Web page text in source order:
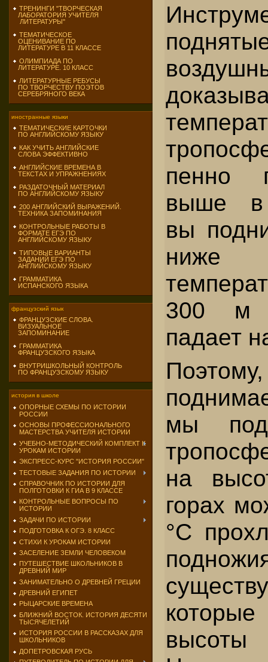
ТРЕНИНГИ "ТВОРЧЕСКАЯ
ЛАБОРАТОРИЯ УЧИТЕЛЯ
ЛИТЕРАТУРЫ"
ТЕМАТИЧЕСКОЕ
ОЦЕНИВАНИЕ ПО
ЛИТЕРАТУРЕ В 11 КЛАССЕ
ОЛИМПИАДА ПО
ЛИТЕРАТУРЕ. 10 КЛАСС
ЛИТЕРАТУРНЫЕ РЕБУСЫ
ПО ТВОРЧЕСТВУ ПОЭТОВ
СЕРЕБРЯНОГО ВЕКА
иностранные языки
ТЕМАТИЧЕСКИЕ КАРТОЧКИ
ПО АНГЛИЙСКОМУ ЯЗЫКУ
КАК УЧИТЬ АНГЛИЙСКИЕ
СЛОВА ЭФФЕКТИВНО
АНГЛИЙСКИЕ ВРЕМЕНА В
ТЕКСТАХ И УПРАЖНЕНИЯХ
РАЗДАТОЧНЫЙ МАТЕРИАЛ
ПО АНГЛИЙСКОМУ ЯЗЫКУ
200 АНГЛИЙСКИЙ ВЫРАЖЕНИЙ.
ТЕХНИКА ЗАПОМИНАНИЯ
КОНТРОЛЬНЫЕ РАБОТЫ В
ФОРМАТЕ ЕГЭ ПО
АНГЛИЙСКОМУ ЯЗЫКУ
ТИПОВЫЕ ВАРИАНТЫ
ЗАДАНИЙ ЕГЭ ПО
АНГЛИЙСКОМУ ЯЗЫКУ
ГРАММАТИКА
ИСПАНСКОГО ЯЗЫКА
французский язык
ФРАНЦУЗСКИЕ СЛОВА.
ВИЗУАЛЬНОЕ
ЗАПОМИНАНИЕ
ГРАММАТИКА
ФРАНЦУЗСКОГО ЯЗЫКА
ВНУТРИШКОЛЬНЫЙ КОНТРОЛЬ
ПО ФРАНЦУЗСКОМУ ЯЗЫКУ
история в школе
ОПОРНЫЕ СХЕМЫ ПО ИСТОРИИ
РОССИИ
ОСНОВЫ ПРОФЕССИОНАЛЬНОГО
МАСТЕРСТВА УЧИТЕЛЯ ИСТОРИИ
УЧЕБНО-МЕТОДИЧЕСКИЙ КОМПЛЕКТ К
УРОКАМ ИСТОРИИ
ЭКСПРЕСС-КУРС "ИСТОРИЯ РОССИИ"
ТЕСТОВЫЕ ЗАДАНИЯ ПО ИСТОРИИ
СПРАВОЧНИК ПО ИСТОРИИ ДЛЯ
ПОЛГОТОВКИ К ГИА В 9 КЛАССЕ
КОНТРОЛЬНЫЕ ВОПРОСЫ ПО
ИСТОРИИ
ЗАДАЧИ ПО ИСТОРИИ
ПОДГОТОВКА К ОГЭ. 8 КЛАСС
СТИХИ К УРОКАМ ИСТОРИИ
ЗАСЕЛЕНИЕ ЗЕМЛИ ЧЕЛОВЕКОМ
ПУТЕШЕСТВИЕ ШКОЛЬНИКОВ В
ДРЕВНИЙ МИР
ЗАНИМАТЕЛЬНО О ДРЕВНЕЙ ГРЕЦИИ
ДРЕВНИЙ ЕГИПЕТ
РЫЦАРСКИЕ ВРЕМЕНА
БЛИЖНИЙ ВОСТОК. ИСТОРИЯ ДЕСЯТИ
ТЫСЯЧЕЛЕТИЙ
ИСТОРИЯ РОССИИ В РАССКАЗАХ ДЛЯ
ШКОЛЬНИКОВ
ДОПЕТРОВСКАЯ РУСЬ
пенно
выше в
вы
ниже
300 м
падает
мы
на
горах
°С